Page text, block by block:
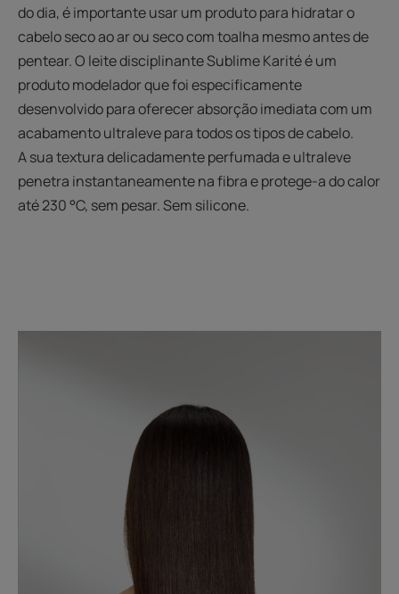
do dia, é importante usar um produto para hidratar o
cabelo seco ao ar ou seco com toalha mesmo antes de
pentear. O leite disciplinante Sublime Karité é um
produto modelador que foi especificamente
desenvolvido para oferecer absorção imediata com um
acabamento ultraleve para todos os tipos de cabelo.
A sua textura delicadamente perfumada e ultraleve
penetra instantaneamente na fibra e protege-a do calor
até 230 °C, sem pesar. Sem silicone.